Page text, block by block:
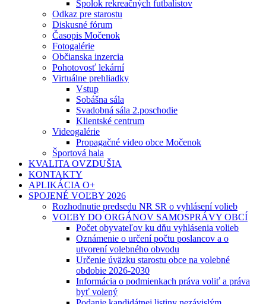
Spolok rekreačných futbalistov
Odkaz pre starostu
Diskusné fórum
Časopis Močenok
Fotogalérie
Občianska inzercia
Pohotovosť lekární
Virtuálne prehliadky
Vstup
Sobášna sála
Svadobná sála 2.poschodie
Klientské centrum
Videogalérie
Propagačné video obce Močenok
Športová hala
KVALITA OVZDUŠIA
KONTAKTY
APLIKÁCIA O+
SPOJENÉ VOĽBY 2026
Rozhodnutie predsedu NR SR o vyhlásení volieb
VOĽBY DO ORGÁNOV SAMOSPRÁVY OBCÍ
Počet obyvateľov ku dňu vyhlásenia volieb
Oznámenie o určení počtu poslancov a o
utvorení volebného obvodu
Určenie úväzku starostu obce na volebné
obdobie 2026-2030
Informácia o podmienkach práva voliť a práva
byť volený